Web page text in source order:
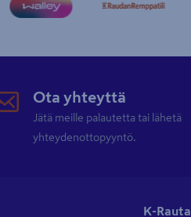
Ota yhteyttä
Jätä meille palautetta tai lähetä
yhteydenottopyyntö.
K-Rauta